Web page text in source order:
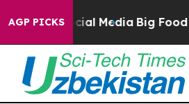
AGP PICKS
on Social Media Big Food